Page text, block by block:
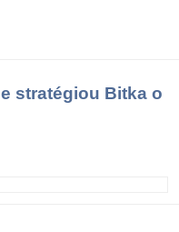
stratégiou Bitka o